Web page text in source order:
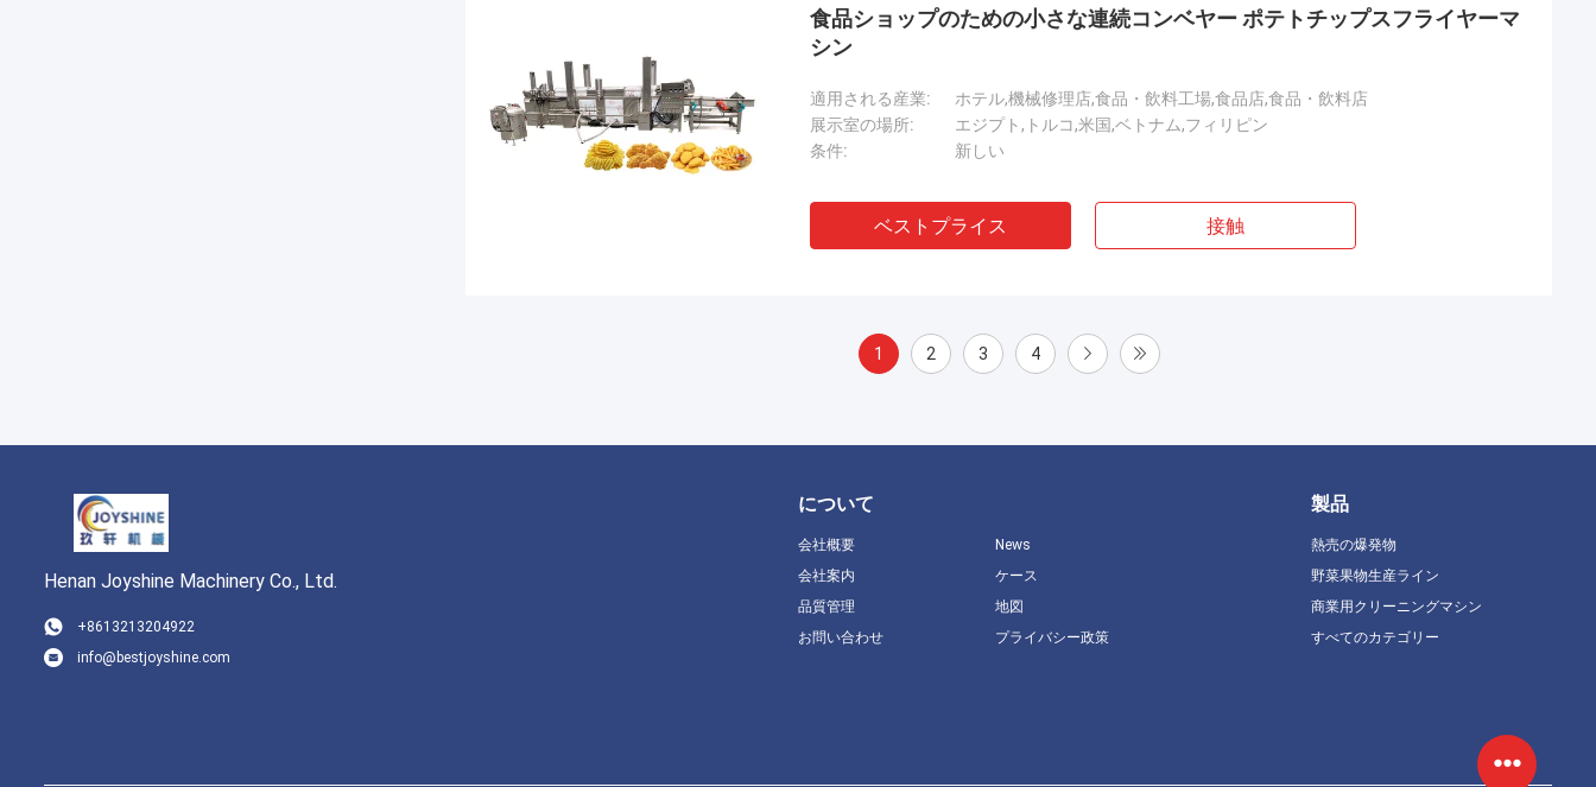
食品ショップのための小さな連続コンベヤー ポテトチップスフライヤーマ
シン
適用される産業:
ホテル,機械修理店,食品・飲料工場,食品店,食品・飲料店
展示室の場所:
エジプト,トルコ,米国,ベトナム,フィリピン
条件:
新しい
ベストプライス 接触
1 2 3 4
Henan Joyshine Machinery Co., Ltd.
+8613213204922
info@bestjoyshine.com
について
会社概要
会社案内
品質管理
お問い合わせ
News
ケース
地図
プライバシー政策
製品
熱売の爆発物
野菜果物生産ライン
商業用クリーニングマシン
すべてのカテゴリー